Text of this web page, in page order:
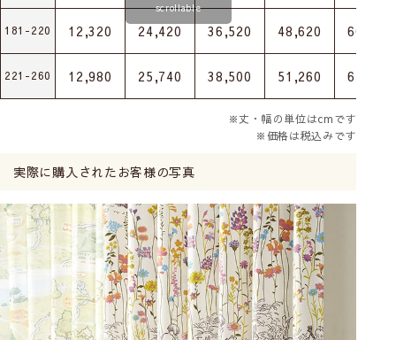
181-220 12,320 24,420 36,520 48,620 60,720
221-260 12,980 25,740 38,500 51,260 64,020
scrollable
※丈・幅の単位はcmです
※価格は税込みです
実際に購入されたお客様の写真